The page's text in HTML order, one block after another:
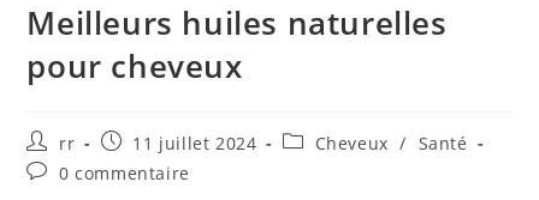
Meilleurs huiles naturelles
pour cheveux
Auteur/autrice
de
la
rr
Publication
publiée :
11 juillet 2024
PostCheveux / Santé
Commentaires
0 commentaire